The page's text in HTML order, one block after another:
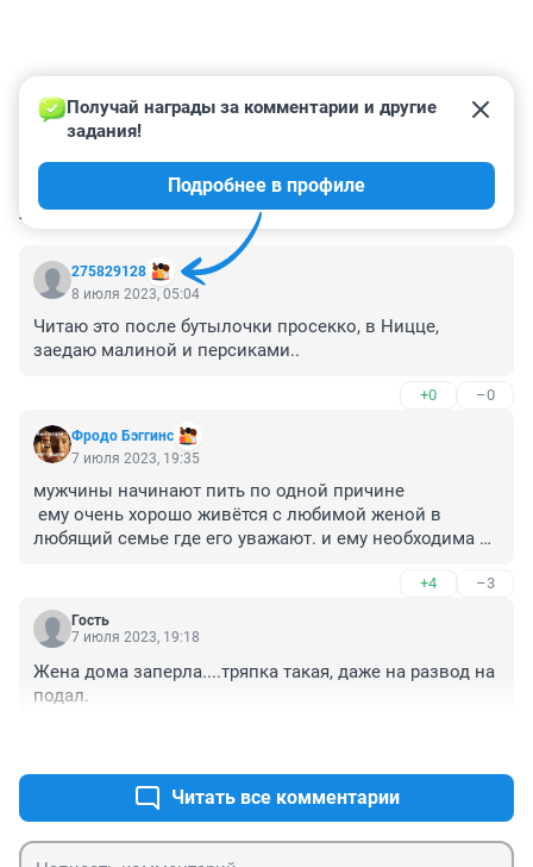
КОММЕНТАРИИ 50
275829128
Получай награды за комментарии и другие
задания!
Подробнее в профиле
8 июля 2023, 05:04
Читаю это после бутылочки просекко, в Ницце,
заедаю малиной и персиками..
+0 –0
Фродо Бэггинс
7 июля 2023, 19:35
мужчины начинают пить по одной причине
ему очень хорошо живётся с любимой женой в
любящий семье где его уважают. и ему необходима
+4 –3
Гость
7 июля 2023, 19:18
Жена дома заперла....тряпка такая, даже на развод на
подал.
Читать все комментарии